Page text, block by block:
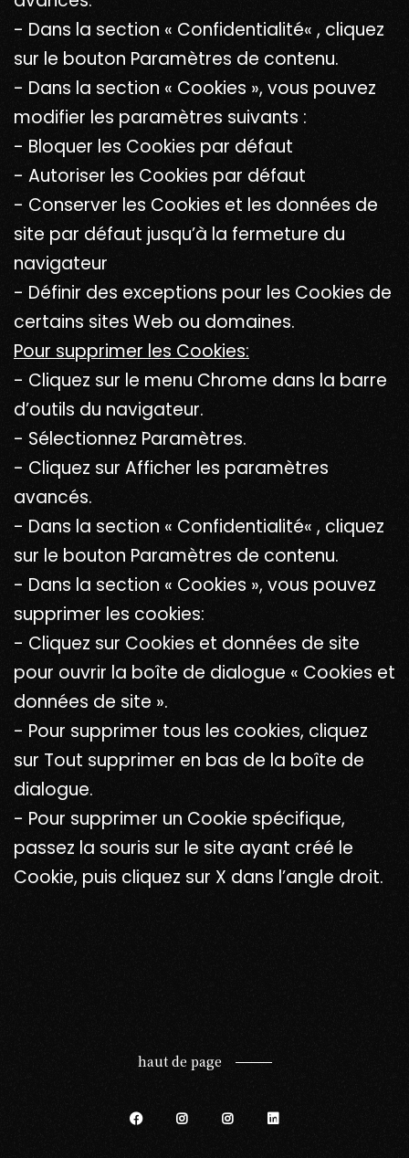
- Dans la section « Confidentialité« , cliquez
sur le bouton Paramètres de contenu.
- Dans la section « Cookies », vous pouvez
modifier les paramètres suivants :
- Bloquer les Cookies par défaut
- Autoriser les Cookies par défaut
- Conserver les Cookies et les données de
site par défaut jusqu’à la fermeture du
navigateur
- Définir des exceptions pour les Cookies de
certains sites Web ou domaines.
Pour supprimer les Cookies:
- Cliquez sur le menu Chrome dans la barre
d’outils du navigateur.
- Sélectionnez Paramètres.
- Cliquez sur Afficher les paramètres
avancés.
- Dans la section « Confidentialité« , cliquez
sur le bouton Paramètres de contenu.
- Dans la section « Cookies », vous pouvez
supprimer les cookies:
- Cliquez sur Cookies et données de site
pour ouvrir la boîte de dialogue « Cookies et
données de site ».
- Pour supprimer tous les cookies, cliquez
sur Tout supprimer en bas de la boîte de
dialogue.
- Pour supprimer un Cookie spécifique,
passez la souris sur le site ayant créé le
Cookie, puis cliquez sur X dans l’angle droit.
haut de page